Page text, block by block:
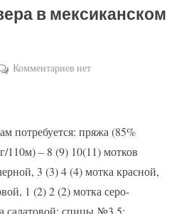
о
е
вязаные
модели
описанием
в мексиканском
Комментариевк
в
мексиканском
стиле
нет
потребуется: пряжа (85%
110м) – 8 (9) 10(11) мотков
3 (3) 4 (4) мотка красной,
1 (2) 2 (2) мотка серо-
салатовой; спицы №3,5;